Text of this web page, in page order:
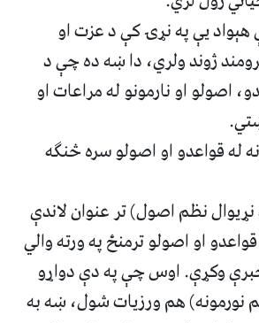
یې په نړۍ کې د عزت او
ژوند ولري، دا ښه ده چې د
اصولو او نارمونو له مراعات او
له قواعدو او اصولو سره څنګه
نړیوال نظم اصول) تر عنوان لاندې
او اصولو ترمنځ په ورته والي
خبرې وکړې. اوس چې په دې دواړو
نورمونه) هم ورزیات شول، ښه به